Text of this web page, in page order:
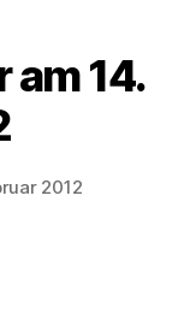
14.
2012